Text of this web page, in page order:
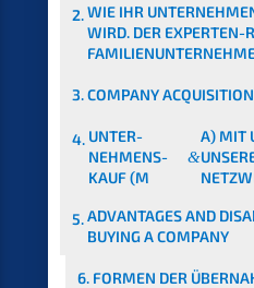
2.WIE IHR
WIRD. DER EXPER­TEN-
3.COMPA­NY
4. UNTER­
NEHMENS­
KAUF (M
&
A) MIT
5.ADVAN­TA­GES AND
BUYING A COMPANY
6. FORMEN DER